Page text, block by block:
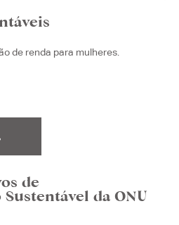
de renda para mulheres.
de
da ONU